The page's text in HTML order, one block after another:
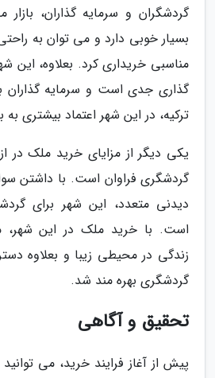
گردشگران و سرمایه گذاران،
بسیار خوبی دارد و می توان به
مناسبی خریداری کرد. بعلاوه، این
گذاری جدی است و سرمایه گذاران
ترکیه، در این شهر اعتماد بیشتری به
یکی دیگر از مزایای خرید ملک در
گردشگری فراوان است. با داشتن
دیدنی متعدد، این شهر برای
است. با خرید ملک در این شهر،
زندگی در محیطی زیبا و بعلاوه
گردشگری بهره مند شد.
تحقیق و آگاهی
پیش از آغاز فرایند خرید، می